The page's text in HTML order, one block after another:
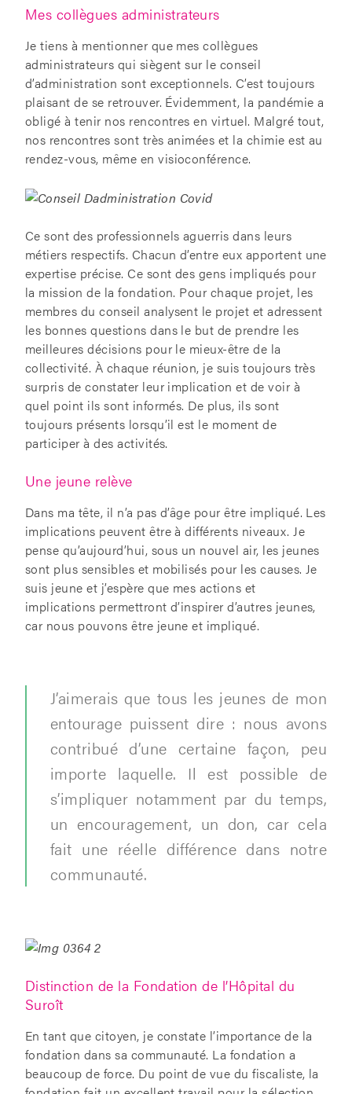
Mes collègues administrateurs
Je tiens à mentionner que mes collègues
administrateurs qui siègent sur le conseil
d’administration sont exceptionnels. C’est toujours
plaisant de se retrouver. Évidemment, la pandémie a
obligé à tenir nos rencontres en virtuel. Malgré tout,
nos rencontres sont très animées et la chimie est au
rendez-vous, même en visioconférence.
Ce sont des professionnels aguerris dans leurs
métiers respectifs. Chacun d’entre eux apportent une
expertise précise. Ce sont des gens impliqués pour
la mission de la fondation. Pour chaque projet, les
membres du conseil analysent le projet et adressent
les bonnes questions dans le but de prendre les
meilleures décisions pour le mieux-être de la
collectivité. À chaque réunion, je suis toujours très
surpris de constater leur implication et de voir à
quel point ils sont informés. De plus, ils sont
toujours présents lorsqu’il est le moment de
participer à des activités.
Une jeune relève
Dans ma tête, il n’a pas d’âge pour être impliqué. Les
implications peuvent être à différents niveaux. Je
pense qu’aujourd’hui, sous un nouvel air, les jeunes
sont plus sensibles et mobilisés pour les causes. Je
suis jeune et j’espère que mes actions et
implications permettront d’inspirer d’autres jeunes,
car nous pouvons être jeune et impliqué.
J’aimerais que tous les jeunes de mon
entourage puissent dire : nous avons
contribué d’une certaine façon, peu
importe laquelle. Il est possible de
s’impliquer notamment par du temps,
un encouragement, un don, car cela
fait une réelle différence dans notre
communauté.
Distinction de la Fondation de l’Hôpital du
Suroît
En tant que citoyen, je constate l’importance de la
fondation dans sa communauté. La fondation a
beaucoup de force. Du point de vue du fiscaliste, la